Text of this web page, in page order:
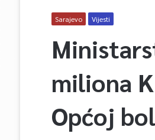
Sarajevo Vijesti
miliona
Općoj